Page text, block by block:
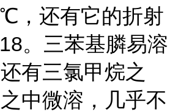
，还有它的折射
。三苯基膦易溶
有三氯甲烷之
中微溶，几乎不